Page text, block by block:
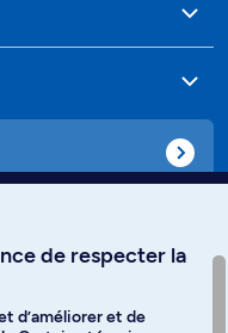
de respecter la
d’améliorer et de